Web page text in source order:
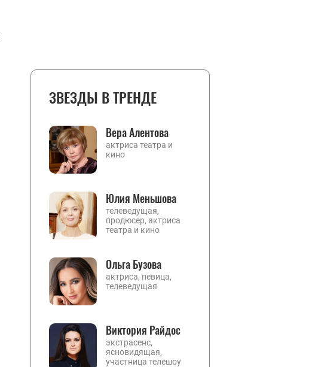
ЗВЕЗДЫ В ТРЕНДЕ
Вера Алентова
актриса театра и
кино
Юлия Меньшова
телеведущая,
продюсер, актриса
театра и кино
Ольга Бузова
актриса, певица,
телеведущая
Виктория Райдос
экстрасенс,
ясновидящая,
участница телешоу